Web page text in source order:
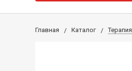
Главная Каталог Терапия